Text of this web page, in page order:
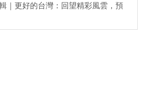
｜更好的台灣：回望精彩風雲，預